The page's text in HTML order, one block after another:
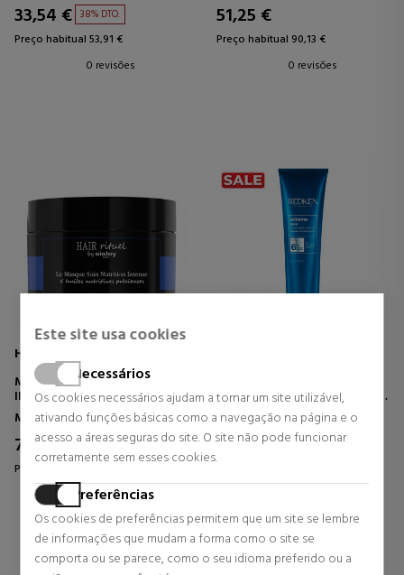
Este site usa cookies
Necessários
Os cookies necessários ajudam a tornar um site utilizável,
ativando funções básicas como a navegação na página e o
acesso a áreas seguras do site. O site não pode funcionar
corretamente sem esses cookies.
Preferências
Os cookies de preferências permitem que um site se lembre
de informações que mudam a forma como o site se
comporta ou se parece, como o seu idioma preferido ou a
33,54 € 38% DTO.
Preço habitual 53,91 €
0 revisões
51,25 €
Preço habitual 90,13 €
0 revisões
HAIR RITUEL BY SISLEY
MASQUE SOIN NUTRITION
INTENSE
Máscaras
76,90 € 36% DTO.
Preço habitual 120,86 €
0 revisões
MÁSCARA HIDRATANTE PARA
REPARAR CABELOS
DANIFICADOS
Máscaras
29,39 € 38% DTO.